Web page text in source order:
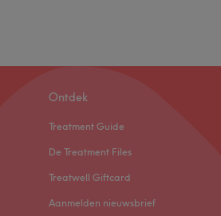
Ontdek
Treatment Guide
De Treatment Files
Treatwell Giftcard
Aanmelden nieuwsbrief